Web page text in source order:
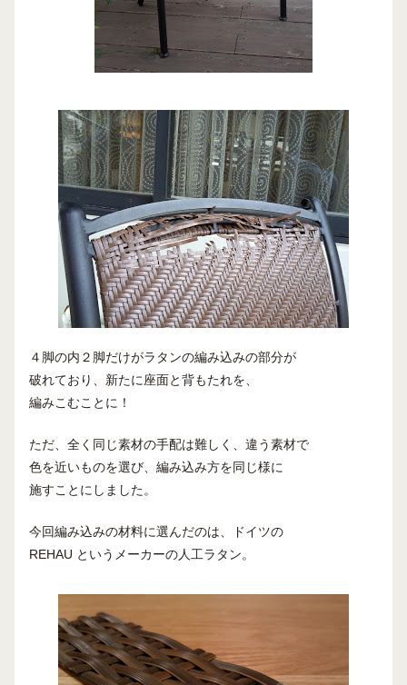
４脚の内２脚だけがラタンの編み込みの部分が
破れており、新たに座面と背もたれを、
編みこむことに！
ただ、全く同じ素材の手配は難しく、違う素材で
色を近いものを選び、編み込み方を同じ様に
施すことにしました。
今回編み込みの材料に選んだのは、ドイツの
REHAU というメーカーの人工ラタン。